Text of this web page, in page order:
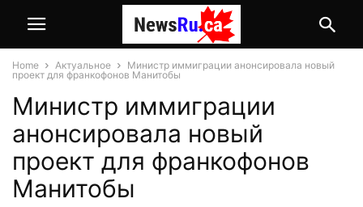
Home Актуальное
Министр иммиграции анонсировала новый
проект для франкофонов Манитобы
Министр иммиграции
анонсировала новый
проект для франкофонов
Манитобы